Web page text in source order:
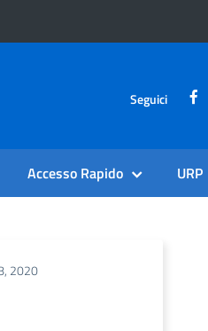
Seguici
Accesso Rapido URP
2020